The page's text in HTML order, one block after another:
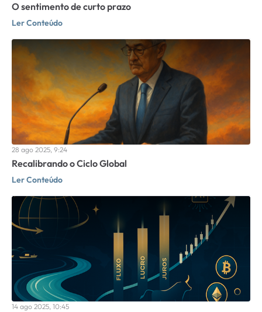
O sentimento de curto prazo
Ler Conteúdo
28 ago 2025, 9:24
Recalibrando o Ciclo Global
Ler Conteúdo
14 ago 2025, 10:45